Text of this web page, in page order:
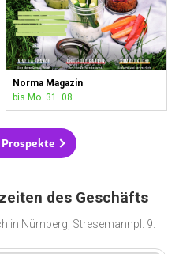
Norma Magazin
bis Mo. 31. 08.
des Geschäfts
in Nürnberg, Stresemannpl. 9.